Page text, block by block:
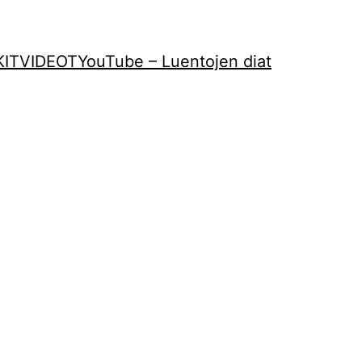
VIDEOTYouTube – Luentojen diat